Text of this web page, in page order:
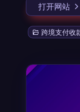
打开网站
跨境支付收